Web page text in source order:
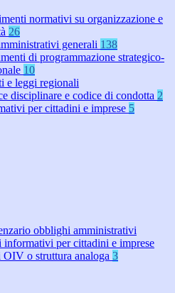
normativi su organizzazione e
26
generali 138
di programmazione strategico-
10
e leggi regionali
disciplinare e codice di condotta 2
per cittadini e imprese 5
obblighi amministrativi
informativi per cittadini e imprese
OIV o struttura analoga 3